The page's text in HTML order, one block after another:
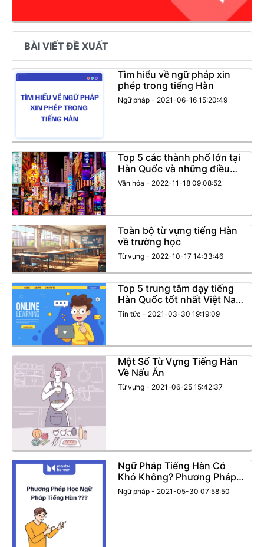
BÀI VIẾT ĐỀ XUẤT
Tìm hiểu về ngữ pháp xin
phép trong tiếng Hàn
Ngữ pháp - 2021-06-16 15:20:49
Top 5 các thành phố lớn tại
Hàn Quốc và những điều
đặc biệt
Văn hóa - 2022-11-18 09:08:52
Toàn bộ từ vựng tiếng Hàn
về trường học
Từ vựng - 2022-10-17 14:33:46
Top 5 trung tâm dạy tiếng
Hàn Quốc tốt nhất Việt Nam
!
Tin tức - 2021-03-30 19:19:09
Một Số Từ Vựng Tiếng Hàn
Về Nấu Ăn
Từ vựng - 2021-06-25 15:42:37
Ngữ Pháp Tiếng Hàn Có
Khó Không? Phương Pháp
Học Hiệu Quả Là Gì?
Ngữ pháp - 2021-05-30 07:58:50